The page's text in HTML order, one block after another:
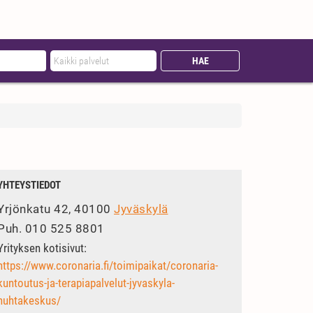
42, 40100 Jyväskylä
010 525 8801
kotisivut:
www.coronaria.fi/toimipaikat/coronaria-
ja-terapiapalvelut-jyvaskyla-